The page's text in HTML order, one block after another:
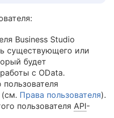
Business Studio
существующего или
будет
с OData.
(см. Права пользователя).
пользователя API-